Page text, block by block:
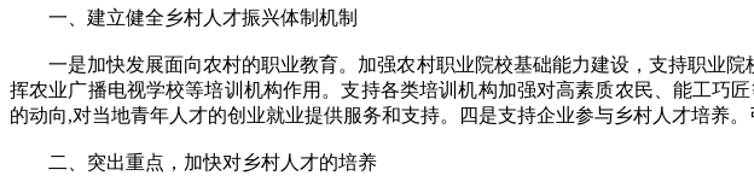
一、建立健全乡村人才振兴体制机制
一是加快发展面向农村的职业教育。加强农村职业院校基础能力建设，支持职业院
挥农业广播电视学校等培训机构作用。支持各类培训机构加强对高素质农民、能工巧
的动向,对当地青年人才的创业就业提供服务和支持。四是支持企业参与乡村人才培养
二、突出重点，加快对乡村人才的培养